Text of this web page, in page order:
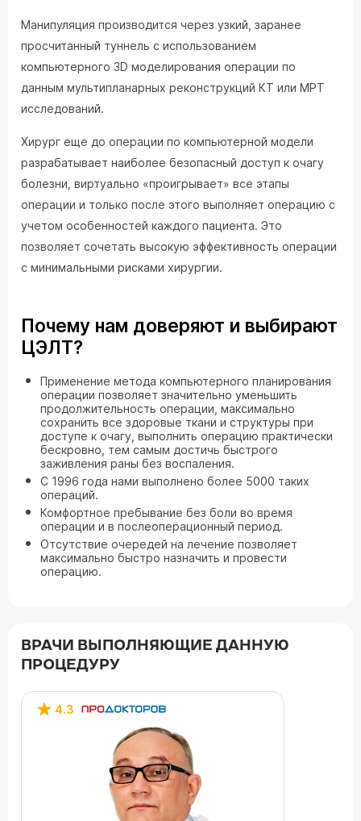
Манипуляция производится через узкий, заранее
просчитанный туннель с использованием
компьютерного 3D моделирования операции по
данным мультипланарных реконструкций КТ или МРТ
исследований.
Хирург еще до операции по компьютерной модели
разрабатывает наиболее безопасный доступ к очагу
болезни, виртуально «проигрывает» все этапы
операции и только после этого выполняет операцию с
учетом особенностей каждого пациента. Это
позволяет сочетать высокую эффективность операции
с минимальными рисками хирургии.
Почему нам доверяют и выбирают
ЦЭЛТ?
Применение метода компьютерного планирования
операции позволяет значительно уменьшить
продолжительность операции, максимально
сохранить все здоровые ткани и структуры при
доступе к очагу, выполнить операцию практически
бескровно, тем самым достичь быстрого
заживления раны без воспаления.
С 1996 года нами выполнено более 5000 таких
операций.
Комфортное пребывание без боли во время
операции и в послеоперационный период.
Отсутствие очередей на лечение позволяет
максимально быстро назначить и провести
операцию.
ВРАЧИ ВЫПОЛНЯЮЩИЕ ДАННУЮ
ПРОЦЕДУРУ
4.3